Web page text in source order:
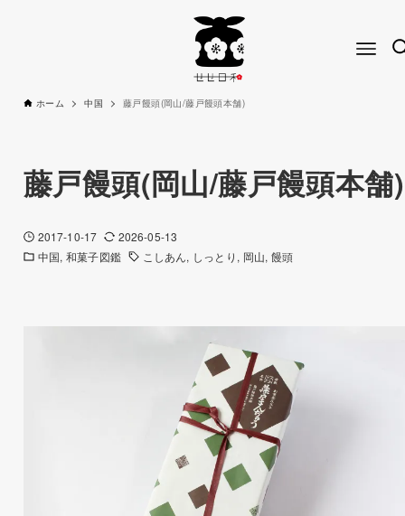
ホーム 中国 藤戸饅頭(岡山/藤戸饅頭本舗)
藤戸饅頭(岡山/藤戸饅頭本舗)
2017-10-17
2026-05-13
中国 和菓子図鑑 こしあん しっとり 岡山 饅頭